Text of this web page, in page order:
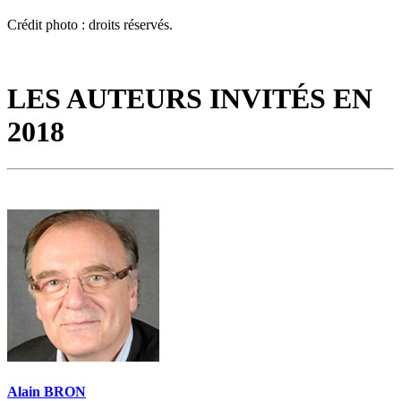
Crédit photo : droits réservés.
LES AUTEURS INVITÉS EN
2018
Alain BRON